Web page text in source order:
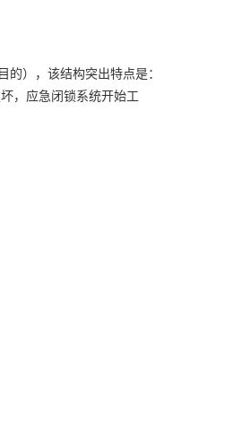
），该结构突出特点是：
，应急闭锁系统开始工